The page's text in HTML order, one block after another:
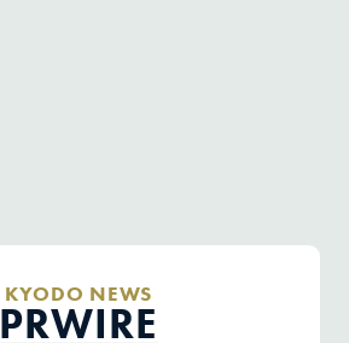
KYODO NEWS
PRWIRE